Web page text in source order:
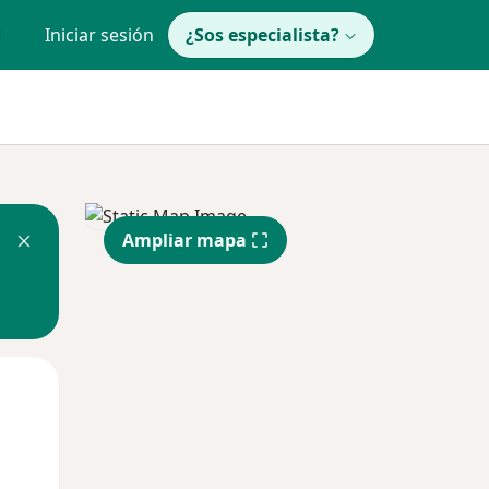
Iniciar sesión ¿Sos especialista?
Ampliar mapa